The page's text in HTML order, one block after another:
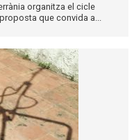
organitza el cicle
que convida a...